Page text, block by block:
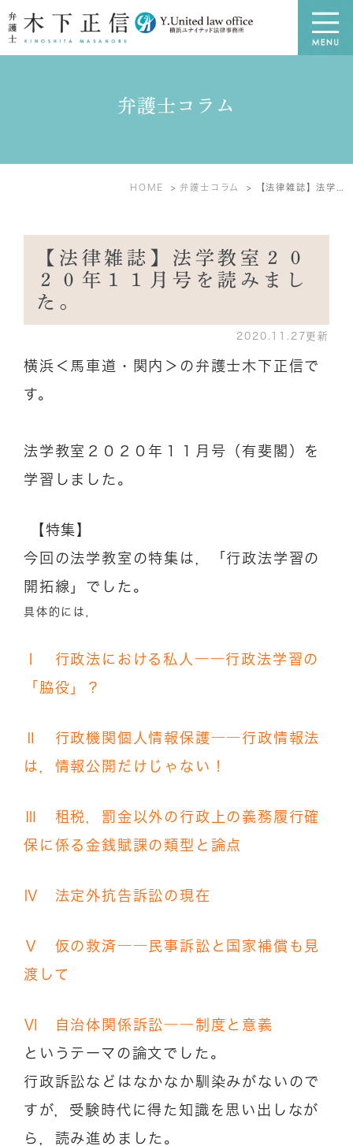
弁護士コラム
HOME 弁護士コラム
【法律雑誌】法学教室２０
２０年１１月号を読みまし
た。
2020.11.27更新
横浜＜馬車道・関内＞の弁護士木下正信で
す。
法学教室２０２０年１１月号（有斐閣）を
学習しました。
【特集】
今回の法学教室の特集は，「行政法学習の
開拓線」でした。
具体的には，
Ⅰ 行政法における私人――行政法学習の
「脇役」？
Ⅱ 行政機関個人情報保護――行政情報法
は，情報公開だけじゃない！
Ⅲ 租税，罰金以外の行政上の義務履行確
保に係る金銭賦課の類型と論点
Ⅳ 法定外抗告訴訟の現在
Ⅴ 仮の救済――民事訴訟と国家補償も見
渡して
Ⅵ 自治体関係訴訟――制度と意義
というテーマの論文でした。
行政訴訟などはなかなか馴染みがないので
すが，受験時代に得た知識を思い出しなが
ら，読み進めました。